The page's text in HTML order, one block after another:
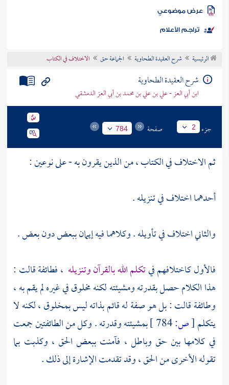
الكتب
موضوعي
تراجم الأعلام
الرئيسية شرح العقيدة الطحاوية الجماعة حق الاختلاف في الكتاب
شرح العقيدة الطحاوية
ابن أبي العز - علي بن علي بن محمد بن أبي العز الدمشقي
جزء 2 صفحة 784
ثم الاختلاف في الكتاب ، من الذين يقرون به - على نوعين :
أحدهما اختلاف في تنزيله .
والثاني اختلاف في تأويله . وكلاهما فيه إيمان ببعض دون بعض .
فالأول كاختلافهم فيتكلم الله بالقرآن وتنزيله ، فطائفة قالت :
هذا الكلام حصل بقدرته ومشيئته لكنه مخلوق في غيره لم يقم به ،
وطائفة قالت : بل هو صفة له قائم بذاته ليس بمخلوق ، لكنه لا
يتكلم[ص:
بمشيئته وقدرته . وكل من الطائفتين جمعت
في كلامها بين حق وباطل ، فآمنت ببعض الحق ، وكذبت بما
تقوله الأخرى من الحق ، وقد تقدمت الإشارة إلى ذلك .